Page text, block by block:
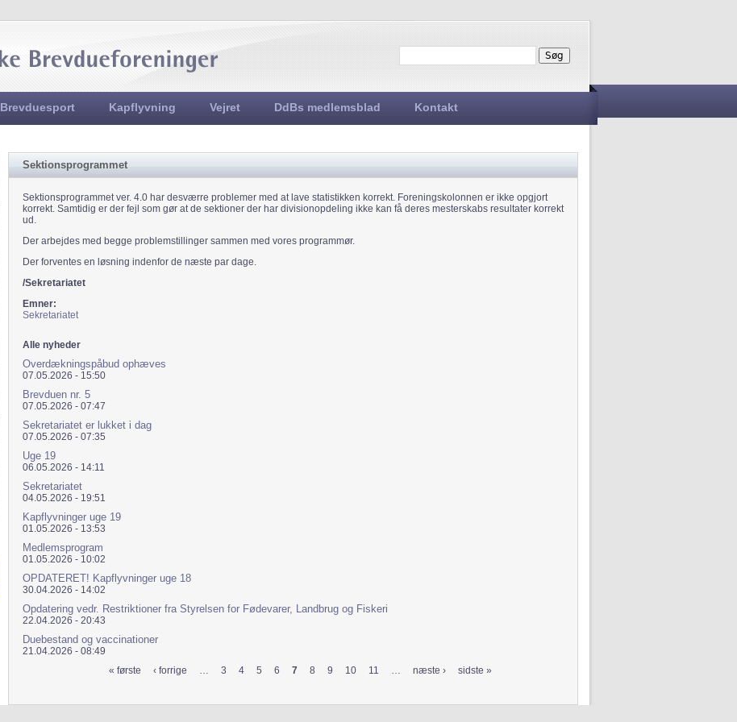
Søgefelt
Søg
Brevduesport Kapflyvning Vejret DdBs medlemsblad Kontakt
Sektionsprogrammet
Sektionsprogrammet ver. 4.0 har desværre problemer med at lave statistikken korrekt. Foreningskolonnen er ikke opgjort
korrekt. Samtidig er der fejl som gør at de sektioner der har divisionopdeling ikke kan få deres mesterskabs resultater korrekt
ud.
Der arbejdes med begge problemstillinger sammen med vores programmør.
Der forventes en løsning indenfor de næste par dage.
/Sekretariatet
Emner:
Sekretariatet
Alle nyheder
Overdækningspåbud ophæves
07.05.2026 - 15:50
Brevduen nr. 5
07.05.2026 - 07:47
Sekretariatet er lukket i dag
07.05.2026 - 07:35
Uge 19
06.05.2026 - 14:11
Sekretariatet
04.05.2026 - 19:51
Kapflyvninger uge 19
01.05.2026 - 13:53
Medlemsprogram
01.05.2026 - 10:02
OPDATERET! Kapflyvninger uge 18
30.04.2026 - 14:02
Opdatering vedr. Restriktioner fra Styrelsen for Fødevarer, Landbrug og Fiskeri
22.04.2026 - 20:43
Duebestand og vaccinationer
21.04.2026 - 08:49
« første ‹ forrige … 3 4 5 6 7 8 9 10 11 … næste › sidste »